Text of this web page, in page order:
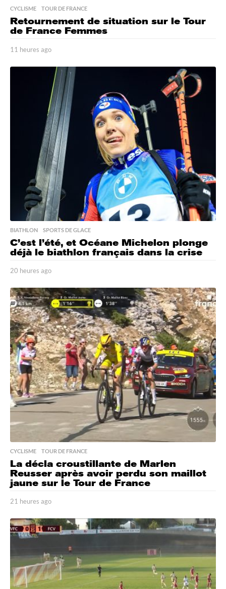
CYCLISME ,TOUR DE FRANCE
Retournement de situation sur le Tour
de France Femmes
11 heures ago
h
e
u
r
e
s
a
g
o
BIATHLON ,SPORTS DE GLACE
C’est l’été, et Océane Michelon plonge
déjà le biathlon français dans la crise
20 heures ago
h
e
u
r
e
s
a
g
o
CYCLISME ,TOUR DE FRANCE
La décla croustillante de Marlen
Reusser après avoir perdu son maillot
jaune sur le Tour de France
21 heures ago
h
e
e
s
a